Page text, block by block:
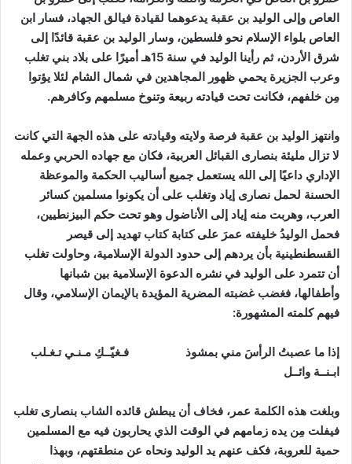
العاص وإلى الوليد بن عقبة يدعوهما لقيادة فيالق الجهاد، فسار ابن
العاص بلواء الإسلام نحو فلسطين، وسار الوليد بن عقبة قائدًا إلى
شرق الأردن، ثم رأينا الوليد في سنة 15هـ أميرًا على بلاد بني تغلب
وعرب الجزيرة يحمي ظهور المجاهدين في شمال الشام لئلا يؤتوا
مِن خلفهم، فكانت تحت قيادته ربيعة وتنوخ مسلمهم وكافرهم.
وانتهز الوليد بن عقبة فرصة ولايته وقيادته على هذه الجهة التي كانت
لا تزال مليئة بنصارى القبائل العربية، فكان مع جهاده الحربي وعمله
الإداري داعيًا إلى الله يستعمل جميع أساليب الحكمة والموعظة
الحسنة لحمل نصارى إياد وتغلب على أن يكونوا مسلمين كسائر
العرب، وهربت منه إياد إلى الأناضول وهو تحت حكم البيزنطيين،
فحمل الوليدُ خليفته عمرَ على كتابة كتاب تهديد إلى قيصر
القسطنطينية بأن يردهم إلى حدود الدولة الإسلامية، وحاولت تغلب
أن تتمرد على الوليد في نشره الدعوة الإسلامية بين شبانها
وأطفالها، فغضب غضبته المضرية المؤيدة بالإيمان الإسلامي، وقال
فيهم كلمته المشهورة:
إذا ما عصبتُ الرأسَ مني بمشوذ فـغيّــكِ مـنـي تـغـلب
ابـنــة وائــل
وبلغت هذه الكلمة عمر، فخاف أن يبطش قائده الشاب بنصارى تغلب
فيفلت مِن يده زمامهم في الوقت الذي يحاربون فيه مع المسلمين
حمية للعروبة، فكف عنهم يد الوليد ونحاه عن منطقتهم، وبهذا